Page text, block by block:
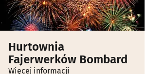
Hurtownia
Fajerwerków Bombard
Więcej informacji